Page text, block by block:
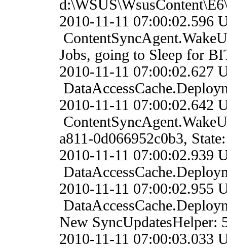
2010-11-11
Jobs, going to Sleep for
2010-11-11
2010-11-11
a811-0d066952c0b3,
2010-11-11
2010-11-11
New SyncUpdatesHelper:
2010-11-11